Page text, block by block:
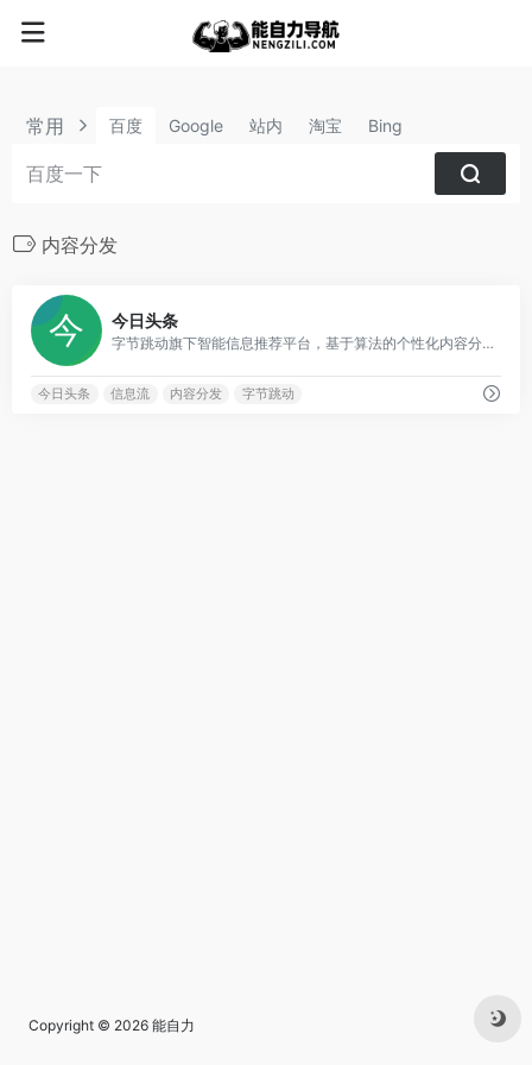
常用 百度 Google 站内 淘宝 Bing
内容分发
今日头条
字节跳动旗下智能信息推荐平台，基于算法的个性化内容分发
今日头条 信息流 内容分发 字节跳动
Copyright © 2026 能自力